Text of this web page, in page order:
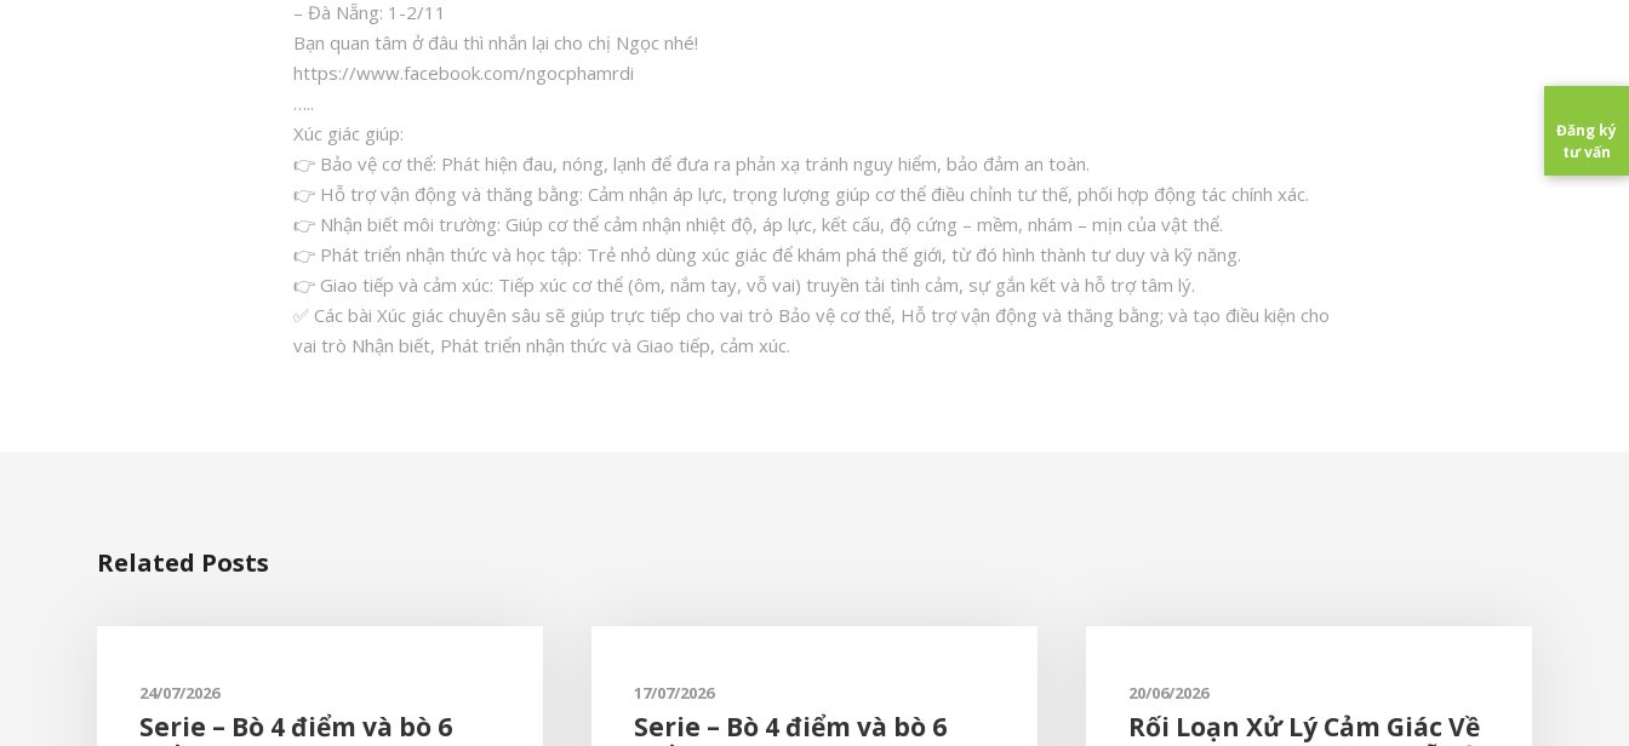
Đăng ký
tư vấn
– Đà Nẵng: 1-2/11
Bạn quan tâm ở đâu thì nhắn lại cho chị Ngọc nhé!
https://www.facebook.com/ngocphamrdi
…..
Xúc giác giúp:
👉 Bảo vệ cơ thể: Phát hiện đau, nóng, lạnh để đưa ra phản xạ tránh nguy hiểm, bảo đảm an toàn.
👉 Hỗ trợ vận động và thăng bằng: Cảm nhận áp lực, trọng lượng giúp cơ thể điều chỉnh tư thế, phối hợp động tác chính xác.
👉 Nhận biết môi trường: Giúp cơ thể cảm nhận nhiệt độ, áp lực, kết cấu, độ cứng – mềm, nhám – mịn của vật thể.
👉 Phát triển nhận thức và học tập: Trẻ nhỏ dùng xúc giác để khám phá thế giới, từ đó hình thành tư duy và kỹ năng.
👉 Giao tiếp và cảm xúc: Tiếp xúc cơ thể (ôm, nắm tay, vỗ vai) truyền tải tình cảm, sự gắn kết và hỗ trợ tâm lý.
✅ Các bài Xúc giác chuyên sâu sẽ giúp trực tiếp cho vai trò Bảo vệ cơ thể, Hỗ trợ vận động và thăng bằng; và tạo điều kiện cho
vai trò Nhận biết, Phát triển nhận thức và Giao tiếp, cảm xúc.
Related Posts
24/07/2026
Serie – Bò 4 điểm và bò 6
17/07/2026
Serie – Bò 4 điểm và bò 6
20/06/2026
Rối Loạn Xử Lý Cảm Giác Về